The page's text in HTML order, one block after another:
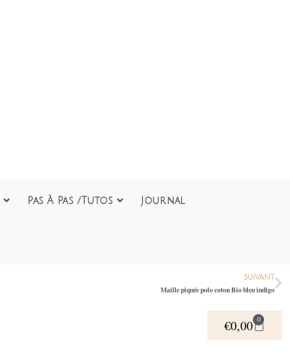
Pas À Pas /Tutos Journal
SUIVANT
Maille piquée polo coton Bio bleu indigo
€0,00 0